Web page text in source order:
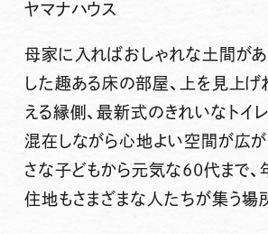
ヤマナハウス
母家に入ればおしゃれな土間があ
した趣ある床の部屋、上を見上
える縁側、最新式のきれいなトイ
混在しながら心地よい空間が広が
さな子どもから元気な60代まで
住地もさまざまな人たちが集う場